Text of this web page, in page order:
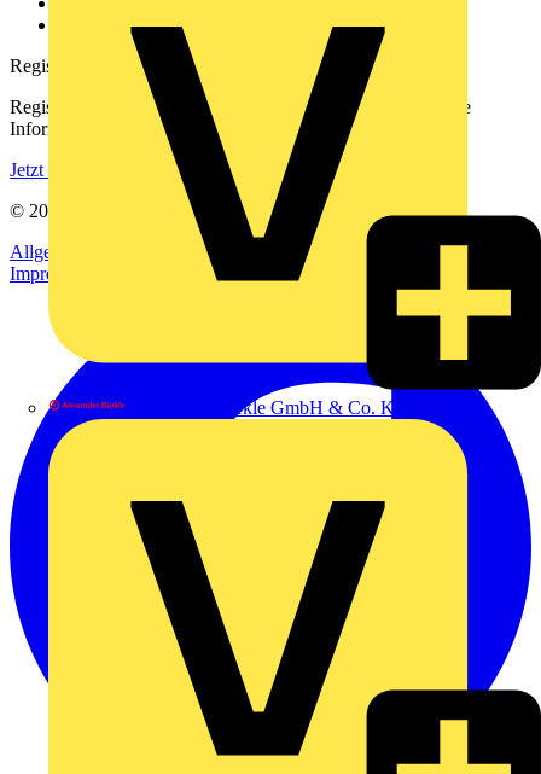
Alexander Bürkle GmbH & Co. KG
voltimum.com
Registrierung
Registrieren Sie sich kostenlos und erhalten Sie stets aktuelle
Informationen aus der Elektroindustrie.
Jetzt registrieren
© 2002-
Voltimum
Allgemeine Geschäftsbedingungen
Datenschutzerklärung
Impressum